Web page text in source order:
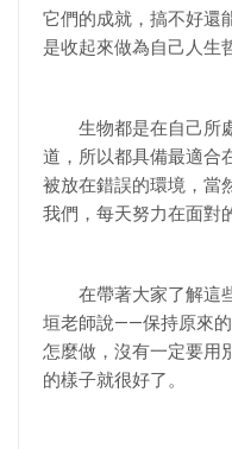
它們的成就，搞不好還
是收起來做為自己人生
生物都是在自己所處
道，所以都具備最適合
被放在錯誤的環境，當
我們，每天努力在面對
在帶著大家了解這些
垣老師說——保持原來
怎麼做，沒有一定要用
的樣子就很好了。